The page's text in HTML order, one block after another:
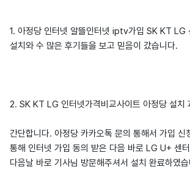
1. 아정당 인터넷 알뜰인터넷 iptv가입 SK KT LG
설치와 수 많은 후기들을 보고 믿음이 갔습니다.
2. SK KT LG 인터넷가격비교사이트 아정당 설치
간단합니다. 아정당 카카오톡 문의 통해서 가입 신
통해 인터넷 가입 동의 받은 다음 바로 LG U+ 센
다음날 바로 기사님 방문해주셔서 설치 완료하였